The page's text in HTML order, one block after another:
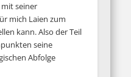
seiner
mich Laien zum
kann. Also der Teil
seine
Abfolge